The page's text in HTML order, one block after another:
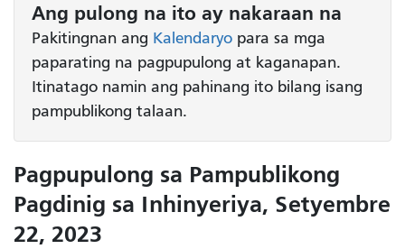
Ang pulong na ito ay nakaraan na
Pakitingnan ang Kalendaryo para sa mga
paparating na pagpupulong at kaganapan.
Itinatago namin ang pahinang ito bilang isang
pampublikong talaan.
Pagpupulong sa Pampublikong
Pagdinig sa Inhinyeriya, Setyembre
22, 2023